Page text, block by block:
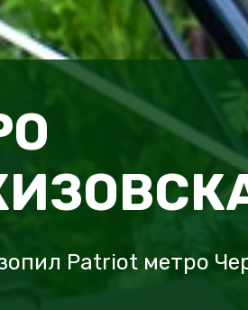
Patriot метро